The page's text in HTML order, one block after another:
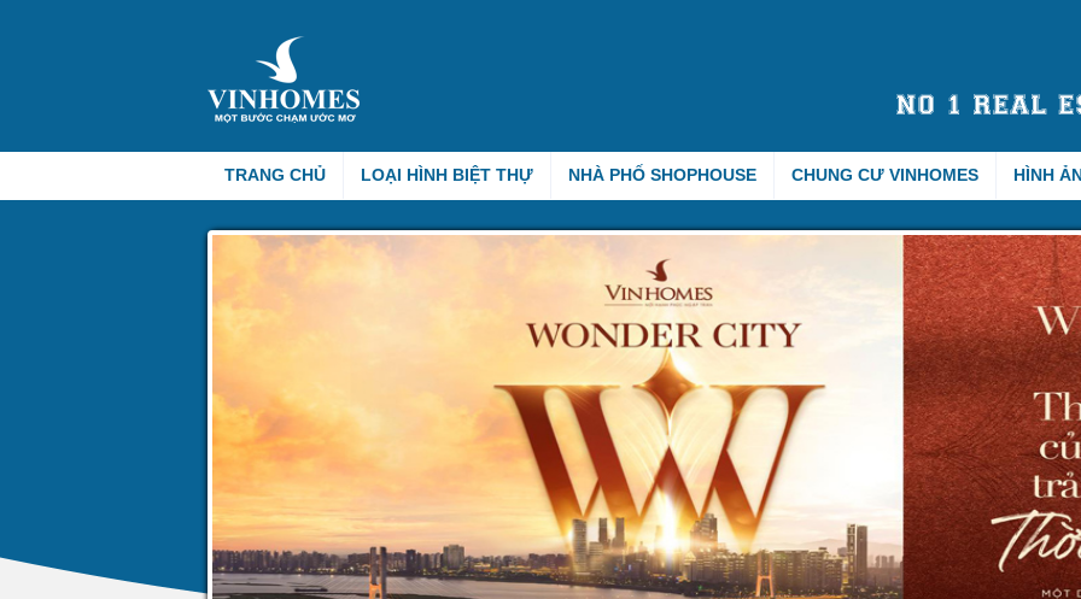
TRANG CHỦ LOẠI HÌNH BIỆT THỰ NHÀ PHỐ SHOPHOUSE CHUNG CƯ VINHOMES HÌNH